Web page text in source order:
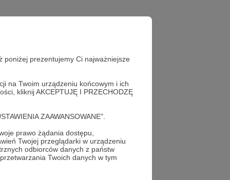
poniżej prezentujemy Ci najważniejsze
na Twoim urządzeniu końcowym i ich
kliknij AKCEPTUJĘ I PRZECHODZĘ
ZAAWANSOWANE".
prawo żądania dostępu,
Twojej przeglądarki w urządzeniu
odbiorców danych z państw
Twoich danych w tym
profil autora